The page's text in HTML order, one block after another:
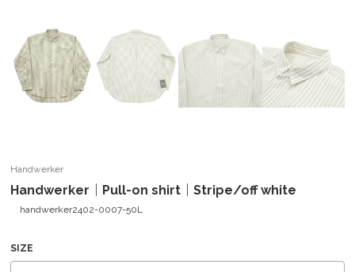
Handwerker
Handwerker｜Pull-on shirt｜Stripe/off white
handwerker2402-0007-50L
SIZE